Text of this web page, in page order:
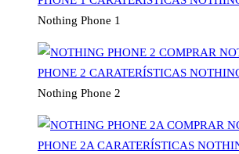
Nothing Phone 1
Nothing Phone 2